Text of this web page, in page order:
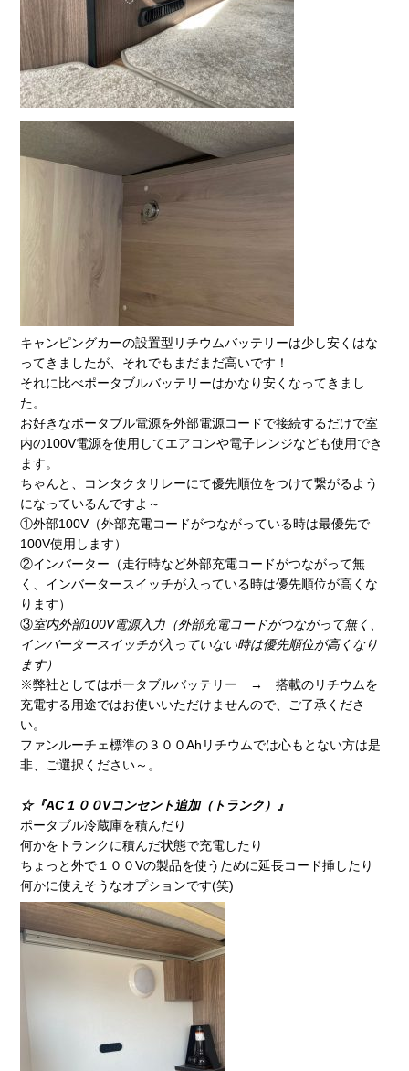
キャンピングカーの設置型リチウムバッテリーは少し安くはな
ってきましたが、それでもまだまだ高いです！
それに比べポータブルバッテリーはかなり安くなってきまし
た。
お好きなポータブル電源を外部電源コードで接続するだけで室
内の100V電源を使用してエアコンや電子レンジなども使用でき
ます。
ちゃんと、コンタクタリレーにて優先順位をつけて繋がるよう
になっているんですよ～
①外部100V（外部充電コードがつながっている時は最優先で
100V使用します）
②インバーター（走行時など外部充電コードがつながって無
く、インバータースイッチが入っている時は優先順位が高くな
ります）
③室内外部100V電源入力（外部充電コードがつながって無く、
インバータースイッチが入っていない時は優先順位が高くなり
ます）
※弊社としてはポータブルバッテリー → 搭載のリチウムを
充電する用途ではお使いいただけませんので、ご了承くださ
い。
ファンルーチェ標準の３００Ahリチウムでは心もとない方は是
非、ご選択ください～。
☆『AC１００Vコンセント追加（トランク）』
ポータブル冷蔵庫を積んだり
何かをトランクに積んだ状態で充電したり
ちょっと外で１００Vの製品を使うために延長コード挿したり
何かに使えそうなオプションです(笑)